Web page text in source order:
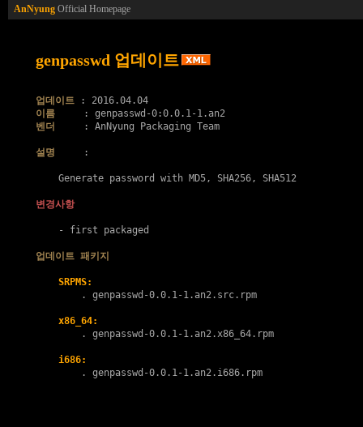
AnNyung Official Homepage
genpasswd 업데이트
업데이트
이름
벤더
     : AnNyung Packaging Team
설명
     :
    Generate password with MD5, SHA256, SHA512
변경사항
    - first packaged
업데이트 패키지
SRPMS:
        .
genpasswd-0.0.1-1.an2.src.rpm
x86_64:
        .
genpasswd-0.0.1-1.an2.x86_64.rpm
i686:
        .
genpasswd-0.0.1-1.an2.i686.rpm